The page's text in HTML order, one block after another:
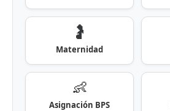
🤰
Maternidad
👶
Asignación BPS